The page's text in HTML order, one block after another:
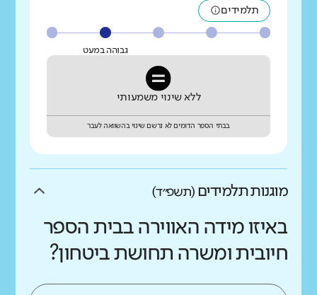
תלמידים
גבוהה במעט
ללא שינוי משמעותי
בבתי הספר הדומים לא נרשם שינוי בהשוואה לעבר
מוגנות תלמידים (תשפ״ד)
באיזו מידה האווירה בבית הספר
חיובית ומשרה תחושת ביטחון?